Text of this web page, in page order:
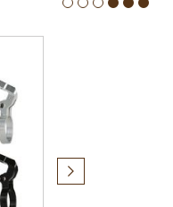
suivant